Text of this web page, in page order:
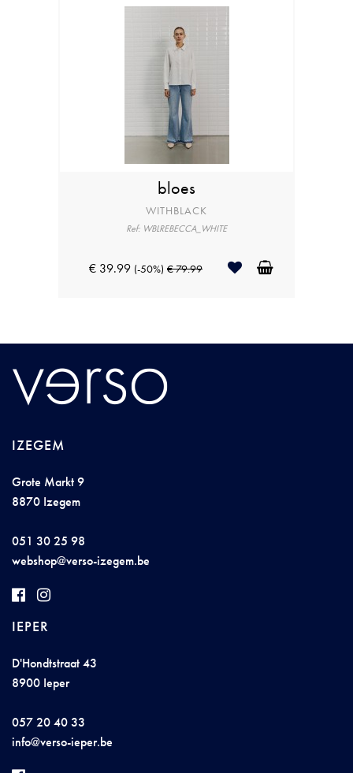
bloes
WITHBLACK
Ref: WBLREBECCA_WHITE
€ 39.99 (-50%) € 79.99
IZEGEM
Grote Markt 9
8870 Izegem
051 30 25 98
webshop@verso-izegem.be
IEPER
D'Hondtstraat 43
8900 Ieper
057 20 40 33
info@verso-ieper.be